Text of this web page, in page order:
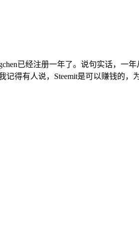
已经注册一年了。说句实话，一
得有人说，Steemit是可以赚钱的，